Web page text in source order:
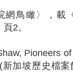
網鳥瞰〉，載
2。
Pioneers
加坡歷史檔案